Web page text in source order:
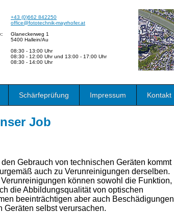
+43 (0)662 842250
office@fototechnik-mayrhofer.at
Glaneckerweg 1
5400 Hallein/Au
08:30 - 13:00 Uhr
08:30 - 12:00 Uhr und 13:00 - 17:00 Uhr
08:30 - 14:00 Uhr
Schärfeprüfung Impressum Kontakt
Job
den Gebrauch von technischen Geräten kommt
auch zu Verunreinigungen derselben.
können sowohl die Funktion,
die Abbildungsqualität von optischen
beeinträchtigen aber auch Beschädigungen
Geräten selbst verursachen.